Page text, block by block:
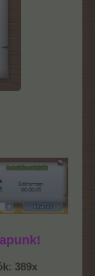
389x